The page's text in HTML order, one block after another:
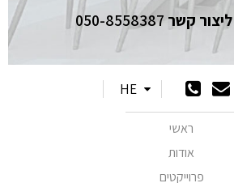
קשר050-8558387
HE
ראשי
אודות
פרוייקטים